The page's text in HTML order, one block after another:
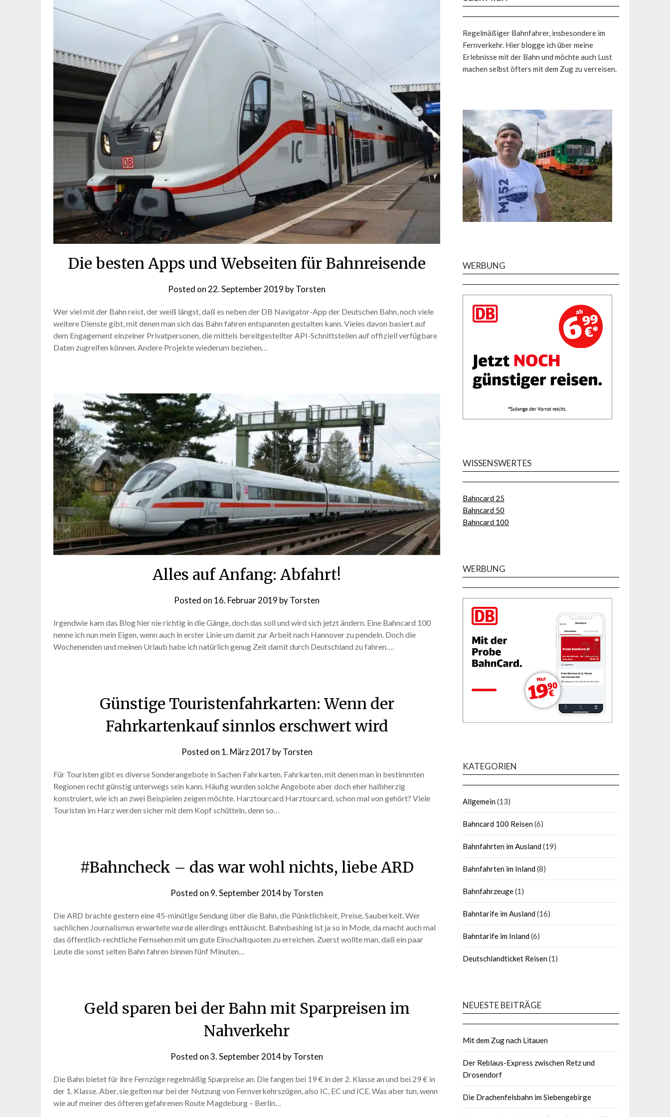
Die besten Apps und Webseiten für Bahnreisende
Posted on 22. September 2019 byTorsten
Wer viel mit der Bahn reist, der weiß längst, daß es neben der DB Navigator-App der Deutschen Bahn, noch viele
weitere Dienste gibt, mit denen man sich das Bahn fahren entspannten gestalten kann. Vieles davon basiert auf
dem Engagement einzelner Privatpersonen, die mittels bereitgestellter API-Schnittstellen auf offiziell verfügbare
Daten zugreifen können. Andere Projekte wiederum beziehen…
Alles auf Anfang: Abfahrt!
Posted on 16. Februar 2019 byTorsten
Irgendwie kam das Blog hier nie richtig in die Gänge, doch das soll und wird sich jetzt ändern. Eine Bahncard 100
nenne ich nun mein Eigen, wenn auch in erster Linie um damit zur Arbeit nach Hannover zu pendeln. Doch die
Wochenenden und meinen Urlaub habe ich natürlich genug Zeit damit durch Deutschland zu fahren….
Günstige Touristenfahrkarten: Wenn der
Fahrkartenkauf sinnlos erschwert wird
Posted on 1. März 2017 byTorsten
Für Touristen gibt es diverse Sonderangebote in Sachen Fahrkarten. Fahrkarten, mit denen man in bestimmten
Regionen recht günstig unterwegs sein kann. Häufig wurden solche Angebote aber doch eher halbherzig
konstruiert, wie ich an zwei Beispielen zeigen möchte. Harztourcard Harztourcard, schon mal von gehört? Viele
Touristen im Harz werden sicher mit dem Kopf schütteln, denn so…
#Bahncheck – das war wohl nichts, liebe ARD
Posted on 9. September 2014byTorsten
Die ARD brachte gestern eine 45-minütige Sendung über die Bahn, die Pünktlichkeit, Preise, Sauberkeit. Wer
sachlichen Journalismus erwartete wurde allerdings enttäuscht. Bahnbashing ist ja so in Mode, da macht auch mal
das öffentlich-rechtliche Fernsehen mit um gute Einschaltquoten zu erreichen. Zuerst wollte man, daß ein paar
Leute die sonst selten Bahn fahren binnen fünf Minuten…
Geld sparen bei der Bahn mit Sparpreisen im
Nahverkehr
Posted on3. September 2014byTorsten
Die Bahn bietet für ihre Fernzüge regelmäßig Sparpreise an. Die fangen bei 19 € in der 2. Klasse an und bei 29 € in
der 1. Klasse. Aber, sie gelten nur bei der Nutzung von Fernverkehrszügen, also IC, EC und ICE. Was aber tun, wenn
wie auf meiner des öfteren gefahrenen Route Magdeburg – Berlin…
Regelmäßiger Bahnfahrer, insbesondere im
Fernverkehr. Hier blogge ich über meine
Erlebnisse mit der Bahn und möchte auch Lust
machen selbst öfters mit dem Zug zu verreisen.
WERBUNG
WISSENSWERTES
Bahncard 25
Bahncard 50
Bahncard 100
WERBUNG
KATEGORIEN
Allgemein(13)
Bahncard 100 Reisen(6)
Bahnfahrten im Ausland(19)
Bahnfahrten im Inland(8)
Bahnfahrzeuge(1)
Bahntarife im Ausland(16)
Bahntarife im Inland(6)
Deutschlandticket Reisen(1)
NEUESTE BEITRÄGE
Mit dem Zug nach Litauen
Der Reblaus-Express zwischen Retz und
Drosendorf
Die Drachenfelsbahn im Siebengebirge